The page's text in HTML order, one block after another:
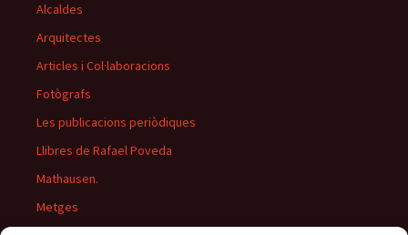
Alcaldes
Arquitectes
Articles i Col·laboracions
Fotògrafs
Les publicacions periòdiques
Llibres de Rafael Poveda
Mathausen.
Metges